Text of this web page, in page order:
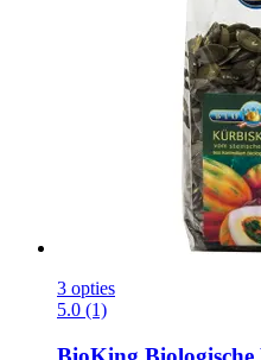
3 opties
5.0 (1)